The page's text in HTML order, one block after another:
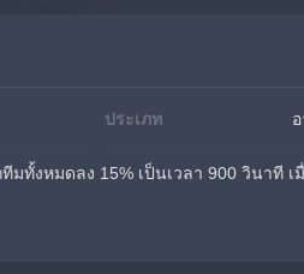
ประเภท
ทั้งหมดลง 15% เป็นเวลา 900 วินาที